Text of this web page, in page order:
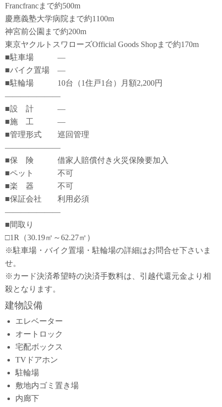
Francfrancまで約500m
慶應義塾大学病院まで約1100m
神宮前公園まで約200m
東京ヤクルトスワローズOfficial Goods Shopまで約170m
■駐車場 ―
■バイク置場 ―
■駐輪場 10台（1住戸1台）月額2,200円
―――――――
■設 計 ―
■施 工 ―
■管理形式 巡回管理
―――――――
■保 険 借家人賠償付き火災保険要加入
■ペット 不可
■楽 器 不可
■保証会社 利用必須
―――――――
■間取り
□1R（30.19㎡～62.27㎡）
※駐車場・バイク置場・駐輪場の詳細はお問合せ下さいま
せ。
※カード決済希望時の決済手数料は、引越代還元金より相
殺となります。
建物設備
エレベーター
オートロック
宅配ボックス
TVドアホン
駐輪場
敷地内ゴミ置き場
内廊下